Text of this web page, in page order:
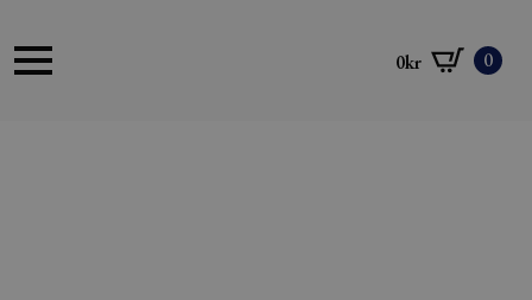
0kr 0